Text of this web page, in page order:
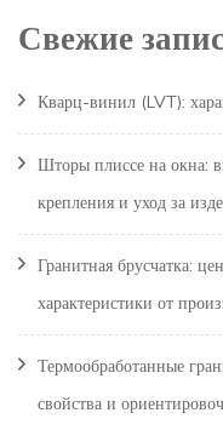
Свежие
Кварц-винил (LVT):
Шторы плиссе на окна:
крепления и уход за
Гранитная брусчатка:
характеристики от
Термообработанные
свойства и